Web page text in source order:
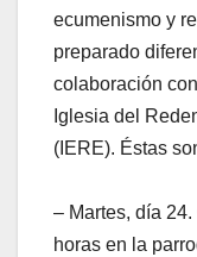
ecumenismo y
preparado
colaboración
Iglesia del
(IERE). Éstas
– Martes, día
horas en la